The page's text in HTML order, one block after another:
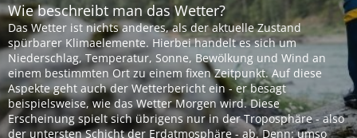
Wie beschreibt man das Wetter?
Das Wetter ist nichts anderes, als der aktuelle Zustand
spürbarer Klimaelemente. Hierbei handelt es sich um
Niederschlag, Temperatur, Sonne, Bewölkung und Wind an
einem bestimmten Ort zu einem fixen Zeitpunkt. Auf diese
Aspekte geht auch der Wetterbericht ein - er besagt
beispielsweise, wie das Wetter Morgen wird. Diese
Erscheinung spielt sich übrigens nur in der Troposphäre - also
der untersten Schicht der Erdatmosphäre - ab. Denn: umso